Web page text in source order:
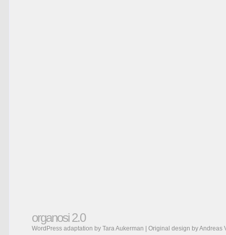
organosi 2.0
WordPress adaptation by Tara Aukerman | Original design byAndreas